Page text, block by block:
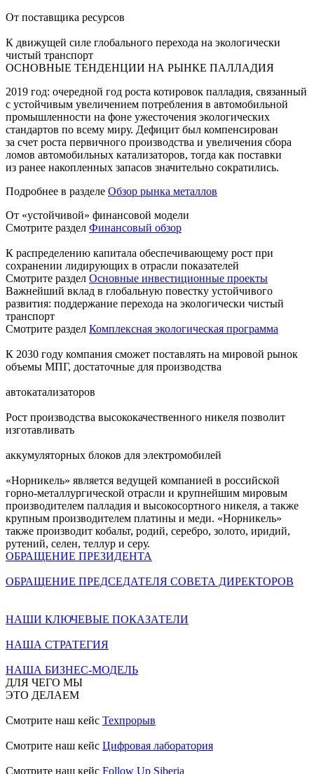
От поставщика ресурсов
К движущей силе глобального перехода на экологически
чистый транспорт
ОСНОВНЫЕ ТЕНДЕНЦИИ НА РЫНКЕ ПАЛЛАДИЯ
2019 год: очередной год роста котировок палладия, связанный
с устойчивым увеличением потребления в автомобильной
промышленности на фоне ужесточения экологических
стандартов по всему миру. Дефицит был компенсирован
за счет роста первичного производства и увеличения сбора
ломов автомобильных катализаторов, тогда как поставки
из ранее накопленных запасов значительно сократились.
Подробнее в разделе Обзор рынка металлов
От «устойчивой» финансовой модели
Смотрите раздел Финансовый обзор
К распределению капитала обеспечивающему рост при
сохранении лидирующих в отрасли показателей
Смотрите раздел Основные инвестиционные проекты
Важнейший вклад в глобальную повестку устойчивого
развития: поддержание перехода на экологически чистый
транспорт
Смотрите раздел Комплексная экологическая программа
К 2030 году компания сможет поставлять на мировой рынок
объемы МПГ, достаточные для производства
автокатализаторов
Рост производства высококачественного никеля позволит
изготавливать
аккумуляторных блоков для электромобилей
«Норникель» является ведущей компанией в российской
горно-металлургической отрасли и крупнейшим мировым
производителем палладия и высокосортного никеля, а также
крупным производителем платины и меди. «Норникель»
также производит кобальт, родий, серебро, золото, иридий,
рутений, селен, теллур и серу.
ОБРАЩЕНИЕ ПРЕЗИДЕНТА
ОБРАЩЕНИЕ ПРЕДСЕДАТЕЛЯ СОВЕТА ДИРЕКТОРОВ
НАШИ КЛЮЧЕВЫЕ ПОКАЗАТЕЛИ
НАША СТРАТЕГИЯ
НАША БИЗНЕС-МОДЕЛЬ
ДЛЯ ЧЕГО МЫ
ЭТО ДЕЛАЕМ
Смотрите наш кейс Техпрорыв
Смотрите наш кейс Цифровая лаборатория
Смотрите наш кейс Follow Up Siberia